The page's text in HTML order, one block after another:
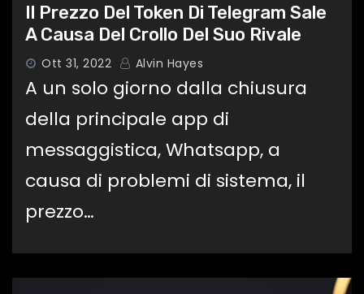
Il Prezzo Del Token Di Telegram Sale
A Causa Del Crollo Del Suo Rivale
Ott 31, 2022 Alvin Hayes
A un solo giorno dalla chiusura
della principale app di
messaggistica, Whatsapp, a
causa di problemi di sistema, il
prezzo…